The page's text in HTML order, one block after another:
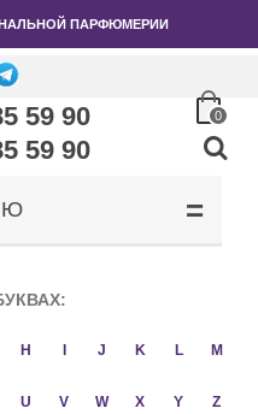
ПАРФЮМЕРИИ
59 90
59 90
0
H J K L M
U V W X Y Z